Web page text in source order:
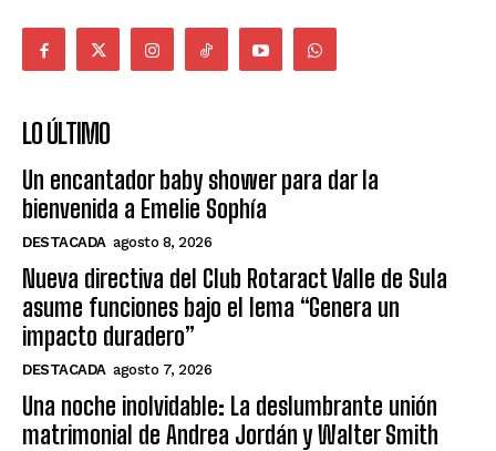
LO ÚLTIMO
Un encantador baby shower para dar la
bienvenida a Emelie Sophía
DESTACADA agosto 8, 2026
Nueva directiva del Club Rotaract Valle de Sula
asume funciones bajo el lema “Genera un
impacto duradero”
DESTACADA agosto 7, 2026
Una noche inolvidable: La deslumbrante unión
matrimonial de Andrea Jordán y Walter Smith